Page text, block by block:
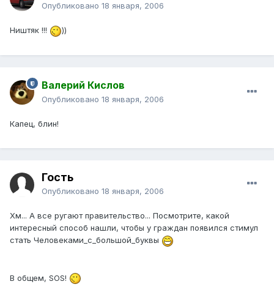
Опубликовано 18 января, 2006
Ништяк !!! ))
Валерий Кислов
Опубликовано 18 января, 2006
Капец, блин!
Гость
Опубликовано 18 января, 2006
Хм... А все ругают правительство... Посмотрите, какой
интересный способ нашли, чтобы у граждан появился стимул
стать Человеками_с_большой_буквы
В общем, SOS!